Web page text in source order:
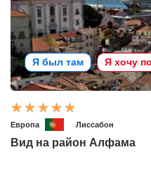
Я был там Я хочу
Европа Лиссабон
Вид на район Алфама